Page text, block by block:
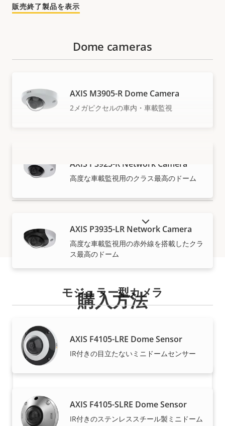
販売終了製品を表示
もっと見る
Dome cameras
AXIS M3905-R Dome Camera
2メガピクセルの車内・車載監視
AXIS P3925-R Network Camera
高度な車載監視用のクラス最高のドーム
AXIS P3935-LR Network Camera
高度な車載監視用の赤外線を搭載したクラ
ス最高のドーム
モジュラー型カメラ
AXIS F4105-LRE Dome Sensor
IR付きの目立たないミニドームセンサー
AXIS F4105-SLRE Dome Sensor
IR付きのステンレススチール製ミニドーム
購入方法
Axisソリューションと個々の製品は、信頼できるパート
ナーが販売し、高い専門性のもとに設置を行います。